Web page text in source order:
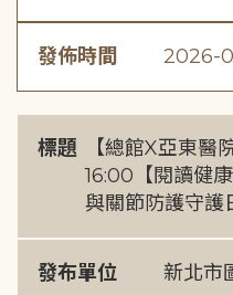
發佈時間 2026-
標題
【總館X亞東醫
16:00【閱讀健
與關節防護守護
發布單位 新北市